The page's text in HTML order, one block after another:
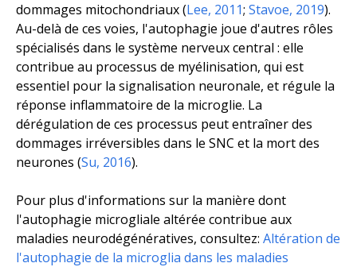
dommages mitochondriaux (Lee, 2011; Stavoe, 2019).
Au-delà de ces voies, l'autophagie joue d'autres rôles
spécialisés dans le système nerveux central : elle
contribue au processus de myélinisation, qui est
essentiel pour la signalisation neuronale, et régule la
réponse inflammatoire de la microglie. La
dérégulation de ces processus peut entraîner des
dommages irréversibles dans le SNC et la mort des
neurones (Su, 2016).
Pour plus d'informations sur la manière dont
l'autophagie microgliale altérée contribue aux
maladies neurodégénératives, consultez: Altération de
l'autophagie de la microglia dans les maladies